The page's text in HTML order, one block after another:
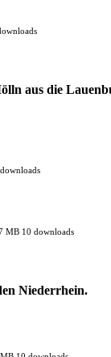
aus die
MB 10 downloads
Niederrhein.